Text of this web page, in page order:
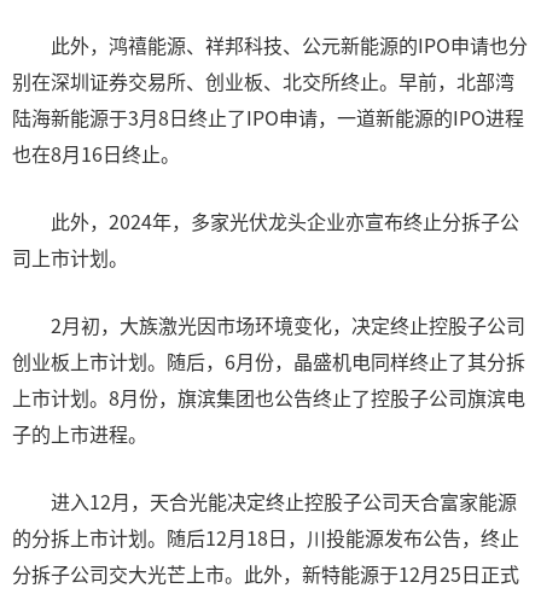
此外，鸿禧能源、祥邦科技、公元新能源的IPO申请也分
别在深圳证券交易所、创业板、北交所终止。早前，北部湾
陆海新能源于3月8日终止了IPO申请，一道新能源的IPO进程
也在8月16日终止。
此外，2024年，多家光伏龙头企业亦宣布终止分拆子公
司上市计划。
2月初，大族激光因市场环境变化，决定终止控股子公司
创业板上市计划。随后，6月份，晶盛机电同样终止了其分拆
上市计划。8月份，旗滨集团也公告终止了控股子公司旗滨电
子的上市进程。
进入12月，天合光能决定终止控股子公司天合富家能源
的分拆上市计划。随后12月18日，川投能源发布公告，终止
分拆子公司交大光芒上市。此外，新特能源于12月25日正式